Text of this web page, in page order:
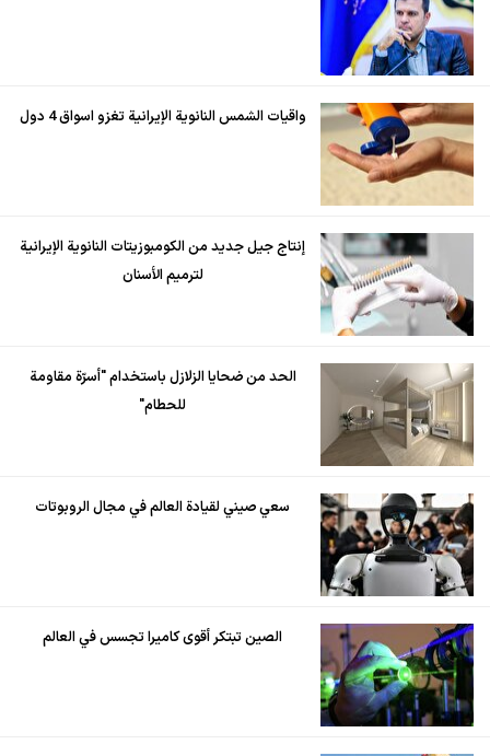
واقيات الشمس النانوية الإيرانية تغزو اسواق 4 دول
إنتاج جيل جديد من الكومبوزيتات النانوية الإيرانية
لترميم الأسنان
الحد من ضحايا الزلازل باستخدام "أسرّة مقاومة
للحطام"
سعي صيني لقيادة العالم في مجال الروبوتات
الصين تبتكر أقوى كاميرا تجسس في العالم